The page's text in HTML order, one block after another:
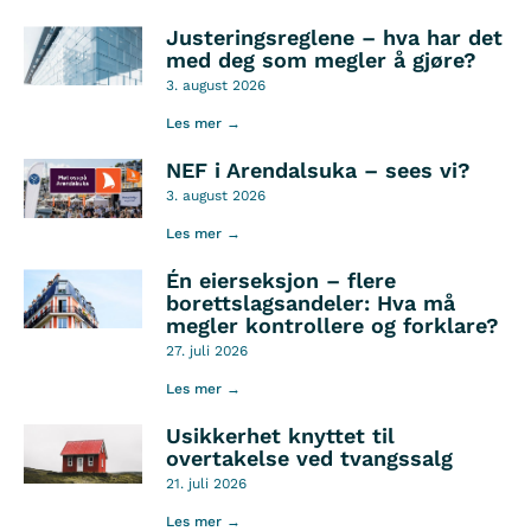
Justeringsreglene – hva har det
med deg som megler å gjøre?
3. august 2026
Les mer →
NEF i Arendalsuka – sees vi?
3. august 2026
Les mer →
Én eierseksjon – flere
borettslagsandeler: Hva må
megler kontrollere og forklare?
27. juli 2026
Les mer →
Usikkerhet knyttet til
overtakelse ved tvangssalg
21. juli 2026
Les mer →